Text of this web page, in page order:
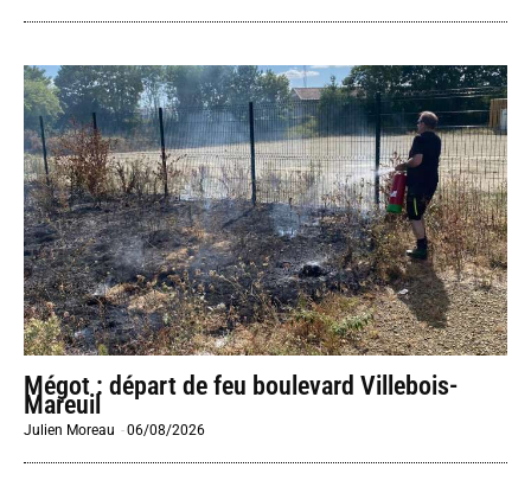
Mégot : départ de feu boulevard Villebois-
Mareuil
Julien Moreau -06/08/2026